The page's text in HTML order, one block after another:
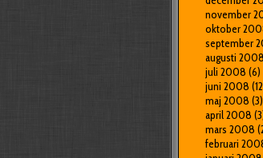
november
oktober
september
augusti 2008
juli 2008 (6)
juni 2008
maj 2008 (3)
april 2008
mars 2008
februari